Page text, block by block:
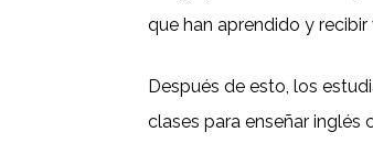
que han aprendido y
Después de esto, los
clases para enseñar inglés